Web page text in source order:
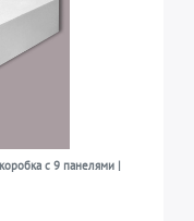
с 9 панелями |